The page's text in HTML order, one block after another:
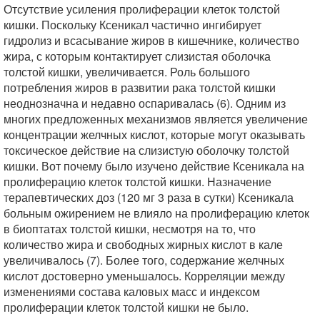
Отсутствие усиления пролиферации клеток толстой
кишки. Поскольку Ксеникал частично ингибирует
гидролиз и всасывание жиров в кишечнике, количество
жира, с которым контактирует слизистая оболочка
толстой кишки, увеличивается. Роль большого
потребления жиров в развитии рака толстой кишки
неоднозначна и недавно оспаривалась (6). Одним из
многих предложенных механизмов является увеличение
концентрации желчных кислот, которые могут оказывать
токсическое действие на слизистую оболочку толстой
кишки. Вот почему было изучено действие Ксеникала на
пролиферацию клеток толстой кишки. Назначение
терапевтических доз (120 мг 3 раза в сутки) Ксеникала
больным ожирением не влияло на пролиферацию клеток
в биоптатах толстой кишки, несмотря на то, что
количество жира и свободных жирных кислот в кале
увеличивалось (7). Более того, содержание желчных
кислот достоверно уменьшалось. Корреляции между
изменениями состава каловых масс и индексом
пролиферации клеток толстой кишки не было.